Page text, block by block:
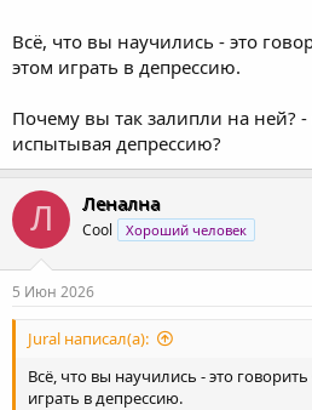
Всё, что вы научились - это
этом играть в депрессию.
Почему вы так залипли на ней?
испытывая депрессию?
Л Ленална
Cool Хороший человек
5 Июн 2026
Jural написал(а):
Всё, что вы научились - это
играть в депрессию.